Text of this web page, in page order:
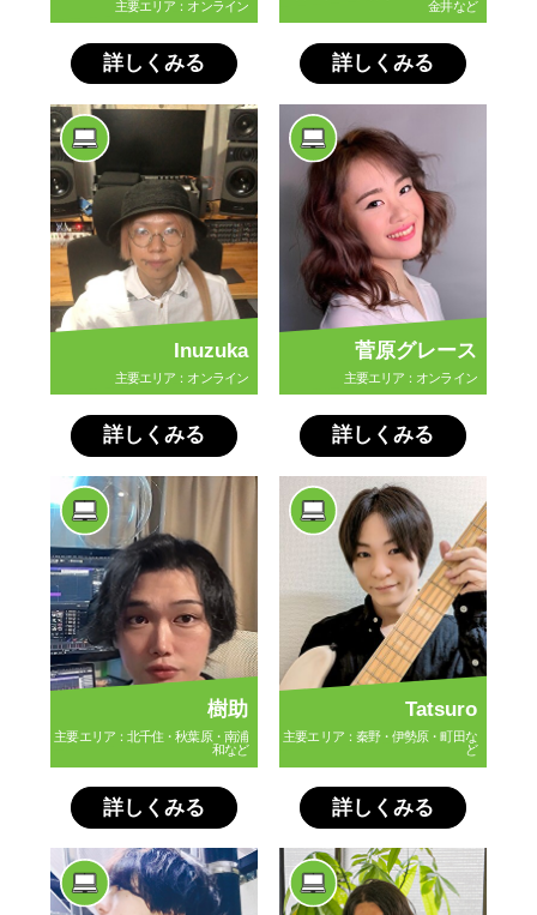
主要エリア：オンライン
詳しくみる
金井など
詳しくみる
Inuzuka
主要エリア：オンライン
詳しくみる
菅原グレース
主要エリア：オンライン
詳しくみる
樹助
主要エリア：北千住・秋葉原・南浦
和など
詳しくみる
Tatsuro
主要エリア：秦野・伊勢原・町田な
ど
詳しくみる